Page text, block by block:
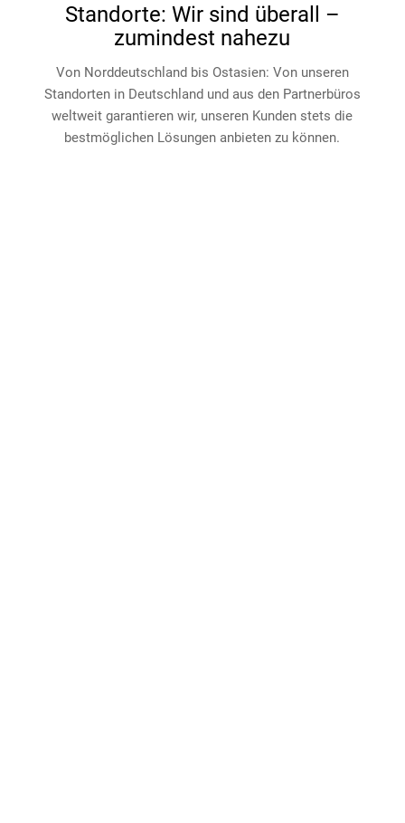
Standorte: Wir sind überall –
zumindest nahezu
Von Norddeutschland bis Ostasien: Von unseren
Standorten in Deutschland und aus den Partnerbüros
weltweit garantieren wir, unseren Kunden stets die
bestmöglichen Lösungen anbieten zu können.